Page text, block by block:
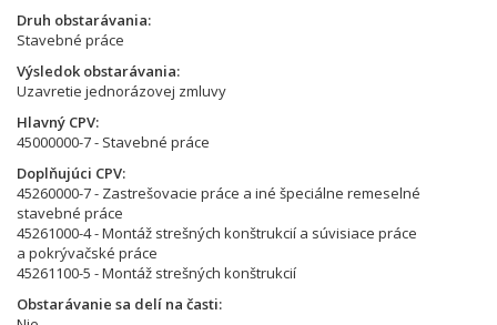
Druh obstarávania
Stavebné práce
Výsledok obstarávania
Uzavretie jednorázovej zmluvy
Hlavný CPV
45000000-7 - Stavebné práce
Doplňujúci CPV
45260000-7 - Zastrešovacie práce a iné špeciálne remeselné
stavebné práce
45261000-4 - Montáž strešných konštrukcií a súvisiace práce
a pokrývačské práce
45261100-5 - Montáž strešných konštrukcií
Obstarávanie sa delí na časti